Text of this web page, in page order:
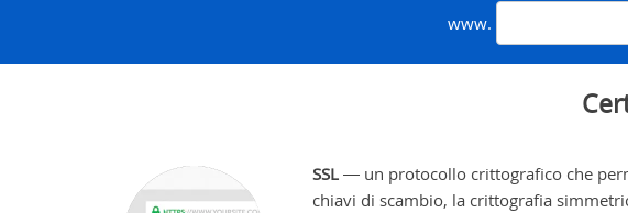
www.
SSL— un protocollo crittografico che
chiavi di scambio, la crittografia